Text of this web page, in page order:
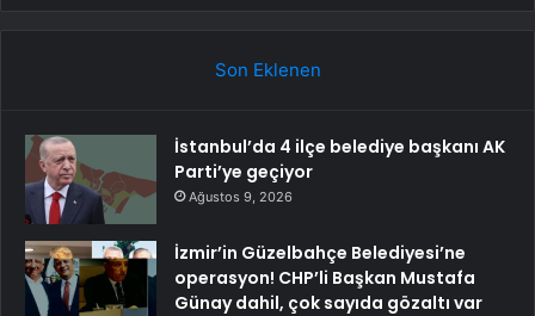
Son Eklenen
İstanbul’da 4 ilçe belediye başkanı AK
Parti’ye geçiyor
Ağustos 9, 2026
İzmir’in Güzelbahçe Belediyesi’ne
operasyon! CHP’li Başkan Mustafa
Günay dahil, çok sayıda gözaltı var